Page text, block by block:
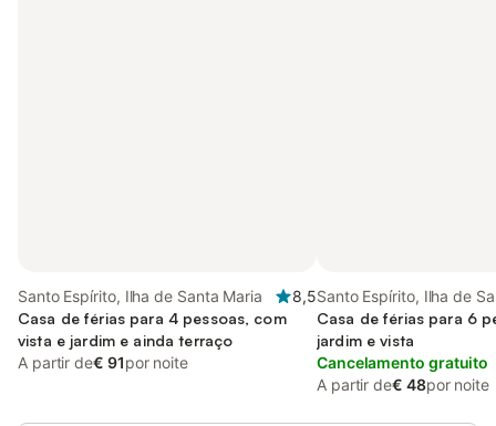
Santo Espírito, Ilha de Santa Maria
8,5
Casa de férias para 4 pessoas, com
vista e jardim e ainda terraço
A partir de€ 91por noite
Santo Espírito, Ilha de
Casa de férias para 6
jardim e vista
Cancelamento gratuito
A partir de€ 48por noite